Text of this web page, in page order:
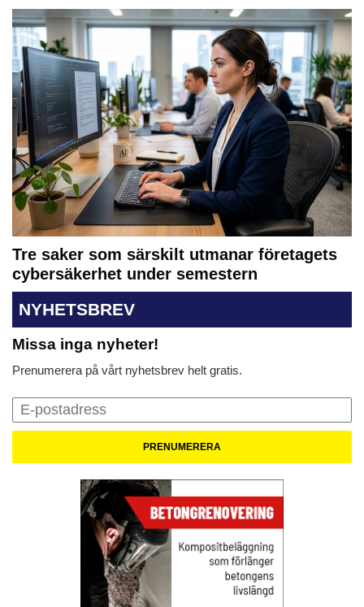
Tre saker som särskilt utmanar företagets
cybersäkerhet under semestern
NYHETSBREV
Missa inga nyheter!
Prenumerera på vårt nyhetsbrev helt gratis.